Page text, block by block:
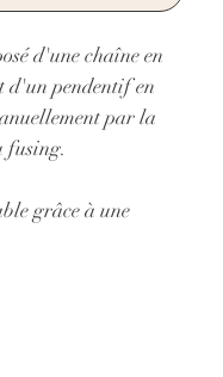
d'une chaîne en
d'un pendentif en
par la
fusing.
grâce à une